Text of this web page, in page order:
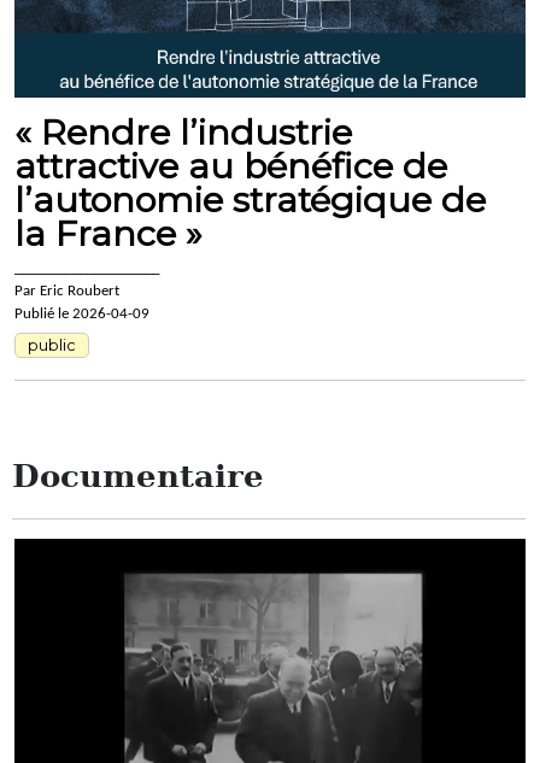
« Rendre l’industrie
attractive au bénéfice de
l’autonomie stratégique de
la France »
Par Eric Roubert
Publié le 2026-04-09
public
Documentaire